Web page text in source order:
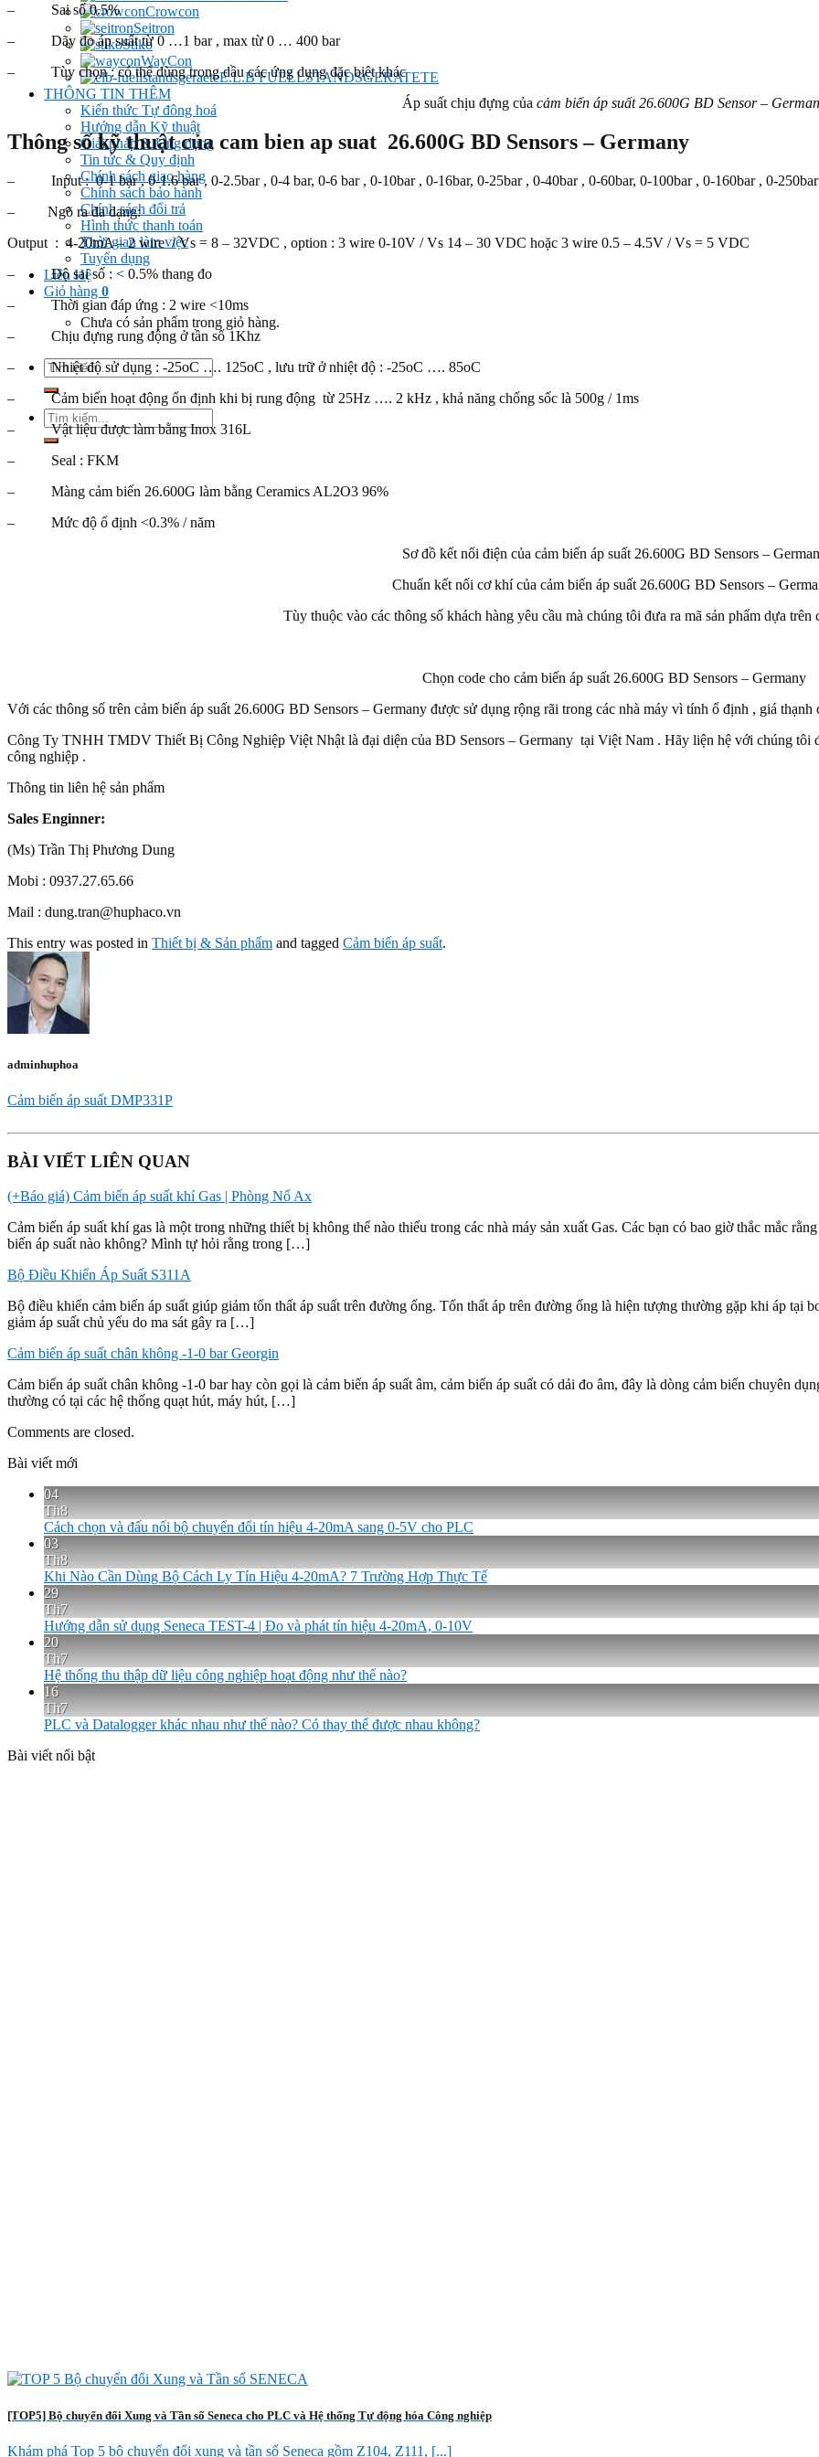
Crowcon
Seitron
Stiko
WayCon
E.L.B FUELLSTANDSGERATETE
THÔNG TIN THÊM
Kiến thức Tự đông hoá
Hướng dẫn Kỹ thuật
Giải pháp & Ứng dụng
Tin tức & Quy định
Chính sách giao hàng
Chính sách bảo hành
Chính sách đổi trả
Hình thức thanh toán
Thời gian làm việc
Tuyển dụng
Liên Hệ
Giỏ hàng 0
Chưa có sản phẩm trong giỏ hàng.
Tìm
kiếm:
Tìm
kiếm:
– Sai số 0.5%
– Dãy đo áp suất từ 0 …1 bar , max từ 0 … 400 bar
– Tùy chọn : có thể dùng trong dầu các ứng dụng đặc biệt khác
Áp suất chịu đựng của cảm biến áp suất 26.600G BD Sensor –
Thông số kỹ thuật của cam bien ap suat 26.600G BD Sensors – Germany
– Input : 0-1 bar , 0-1.6 bar , 0-2.5bar , 0-4 bar, 0-6 bar , 0-10bar , 0-16bar, 0-25bar , 0-40bar , 0-60bar, 0-100bar , 0-160bar , 0-
– Ngõ ra đa dạng:
Output : 4-20mA – 2 wire / Vs = 8 – 32VDC , option : 3 wire 0-10V / Vs 14 – 30 VDC hoặc 3 wire 0.5 – 4.5V / Vs = 5 VDC
– Độ sai số : < 0.5% thang đo
– Thời gian đáp ứng : 2 wire <10ms
– Chịu đựng rung động ở tần số 1Khz
– Nhiệt độ sử dụng : -25oC …. 125oC , lưu trữ ở nhiệt độ : -25oC …. 85oC
– Cảm biến hoạt động ổn định khi bị rung động từ 25Hz …. 2 kHz , khả năng chống sốc là 500g / 1ms
– Vật liệu được làm bằng Inox 316L
– Seal : FKM
– Màng cảm biến 26.600G làm bằng Ceramics AL2O3 96%
– Mức độ ổ định <0.3% / năm
Sơ đồ kết nối điện của cảm biến áp suất 26.600G BD Sensors –
Chuẩn kết nối cơ khí của cảm biến áp suất 26.600G BD Sensors –
Tùy thuộc vào các thông số khách hàng yêu cầu mà chúng tôi đưa ra mã sản phẩm dựa trên
Chọn code cho cảm biến áp suất 26.600G BD Sensors – Germany
Với các thông số trên cảm biến áp suất 26.600G BD Sensors – Germany được sử dụng rộng rãi trong các nhà máy vì tính ổ định , giá thạnh
Công Ty TNHH TMDV Thiết Bị Công Nghiệp Việt Nhật là đại diện của BD Sensors – Germany tại Việt Nam . Hãy liện hệ với chúng tôi
công nghiệp .
Thông tin liên hệ sản phẩm
Sales Enginner:
(Ms) Trần Thị Phương Dung
Mobi : 0937.27.65.66
Mail : dung.tran@huphaco.vn
This entry was posted in Thiết bị & Sản phẩm and tagged Cảm biến áp suất.
adminhuphoa
Cảm biến áp suất DMP331P
BÀI VIẾT LIÊN QUAN
(+Báo giá) Cảm biến áp suất khí Gas | Phòng Nổ Ax
Cảm biến áp suất khí gas là một trong những thiết bị không thể nào thiếu trong các nhà máy sản xuất Gas. Các bạn có bao giờ thắc mắc
biến áp suất nào không? Mình tự hỏi rằng trong […]
Bộ Điều Khiển Áp Suất S311A
Bộ điều khiển cảm biến áp suất giúp giảm tổn thất áp suất trên đường ống. Tổn thất áp trên đường ống là hiện tượng thường gặp khi áp tại
giảm áp suất chủ yếu do ma sát gây ra […]
Cảm biến áp suất chân không -1-0 bar Georgin
Cảm biến áp suất chân không -1-0 bar hay còn gọi là cảm biến áp suất âm, cảm biến áp suất có dải đo âm, đây là dòng cảm biến chuyên
thường có tại các hệ thống quạt hút, máy hút, […]
Comments are closed.
Bài viết mới
04
Th8
Cách chọn và đấu nối bộ chuyển đổi tín hiệu 4-20mA sang 0-5V cho PLC
03
Th8
Khi Nào Cần Dùng Bộ Cách Ly Tín Hiệu 4-20mA? 7 Trường Hợp Thực Tế
29
Th7
Hướng dẫn sử dụng Seneca TEST-4 | Đo và phát tín hiệu 4-20mA, 0-10V
20
Th7
Hệ thống thu thập dữ liệu công nghiệp hoạt động như thế nào?
16
Th7
PLC và Datalogger khác nhau như thế nào? Có thay thế được nhau không?
Bài viết nổi bật
[TOP5] Bộ chuyển đổi Xung và Tần số Seneca cho PLC và Hệ thống Tự động hóa Công nghiệp
Khám phá Top 5 bộ chuyển đổi xung và tần số Seneca gồm Z104, Z111, [...]